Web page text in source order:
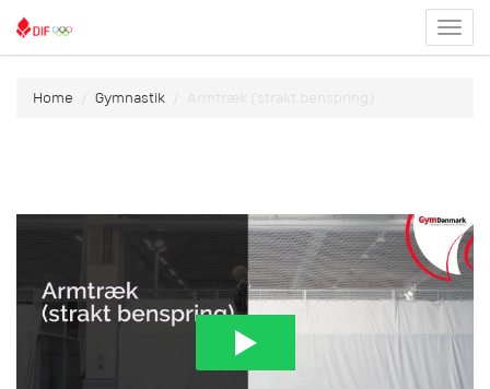
menu
Home Gymnastik Armtræk (strakt benspring)